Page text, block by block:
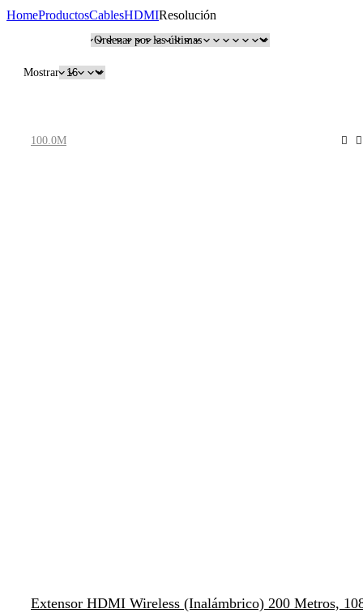
HomeProductosCablesHDMIResolución
Mostrar
100.0M
Extensor HDMI Wireless (inalámbrico) 200 Metros,